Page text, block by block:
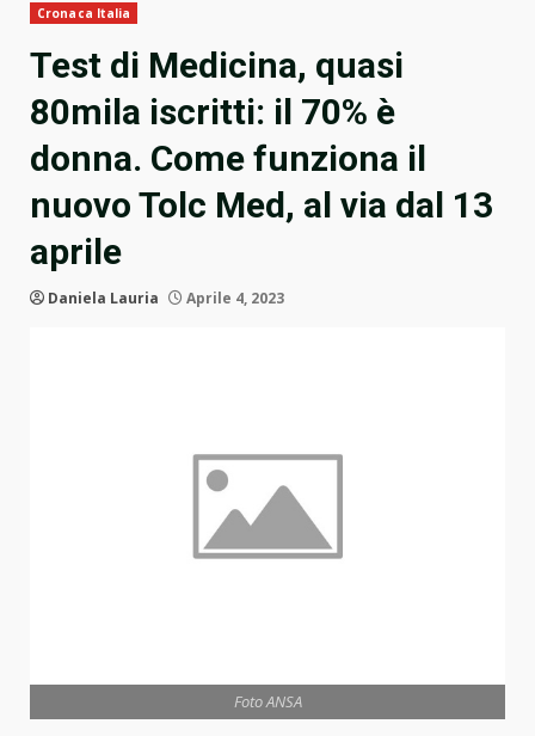
Cronaca Italia
Test di Medicina, quasi
80mila iscritti: il 70% è
donna. Come funziona il
nuovo Tolc Med, al via dal 13
aprile
Daniela Lauria Aprile 4, 2023
Foto ANSA